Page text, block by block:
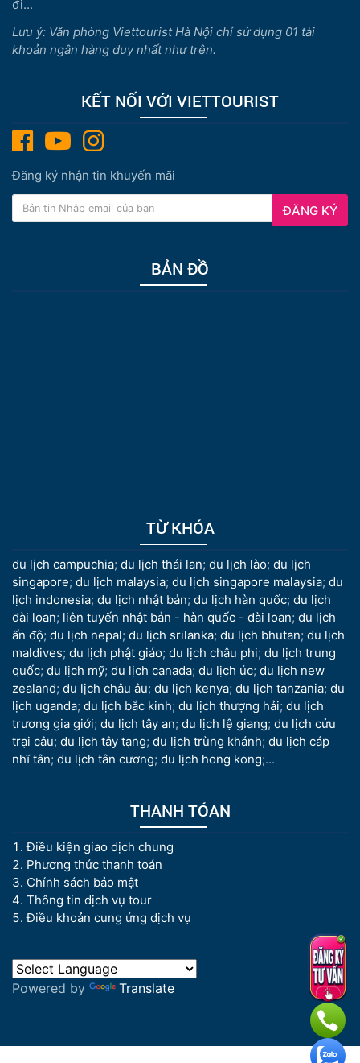
đi...
Lưu ý: Văn phòng Viettourist Hà Nội chỉ sử dụng 01 tài
khoản ngân hàng duy nhất như trên.
KẾT NỐI VỚI VIETTOURIST
Đăng ký nhận tin khuyến mãi
ĐĂNG KÝ
BẢN ĐỒ
TỪ KHÓA
du lịch campuchia; du lịch thái lan; du lịch lào; du lịch
singapore; du lịch malaysia; du lịch singapore malaysia; du
lịch indonesia; du lịch nhật bản; du lịch hàn quốc; du lịch
đài loan; liên tuyến nhật bản - hàn quốc - đài loan; du lịch
ấn độ; du lịch nepal; du lịch srilanka; du lịch bhutan; du lịch
maldives; du lịch phật giáo; du lịch châu phi; du lịch trung
quốc; du lịch mỹ; du lịch canada; du lịch úc; du lịch new
zealand; du lịch châu âu; du lịch kenya; du lịch tanzania; du
lịch uganda; du lịch bắc kinh; du lịch thượng hải; du lịch
trương gia giới; du lịch tây an; du lịch lệ giang; du lịch cửu
trại câu; du lịch tây tạng; du lịch trùng khánh; du lịch cáp
nhĩ tân; du lịch tân cương; du lịch hong kong;...
THANH TÓAN
Điều kiện giao dịch chung
Phương thức thanh toán
Chính sách bảo mật
Thông tin dịch vụ tour
Điều khoản cung ứng dịch vụ
Powered by Translate